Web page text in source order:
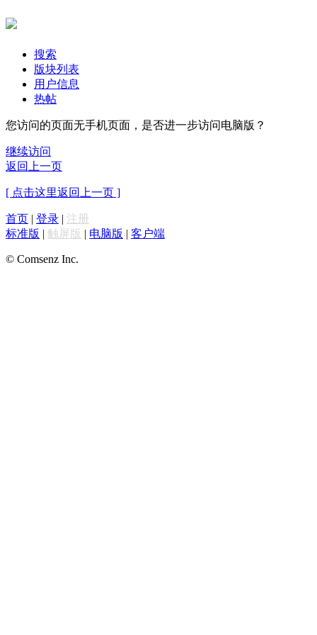
搜索
版块列表
用户信息
热帖
您访问的页面无手机页面，是否进一步访问电脑版？
继续访问
返回上一页
[ 点击这里返回上一页 ]
首页 | 登录 | 注册
标准版 | 触屏版 | 电脑版 | 客户端
© Comsenz Inc.